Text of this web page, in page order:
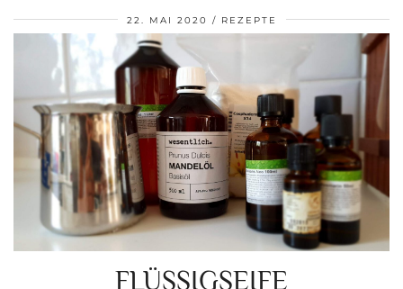
22. MAI 2020 REZEPTE
FLÜSSIGSEIFE